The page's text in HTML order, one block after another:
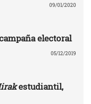
09/01/2020
electoral
05/12/2019
estudiantil,